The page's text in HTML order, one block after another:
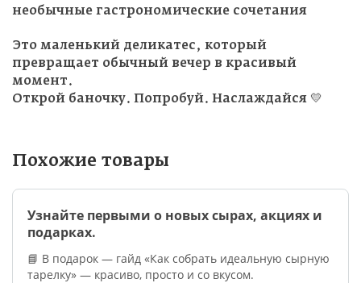
необычные гастрономические сочетания
Это маленький деликатес, который
превращает обычный вечер в красивый
момент.
Открой баночку. Попробуй. Наслаждайся 💛
Похожие товары
Узнайте первыми о новых сырах, акциях и
подарках.
📘 В подарок — гайд «Как собрать идеальную сырную
тарелку» — красиво, просто и со вкусом.